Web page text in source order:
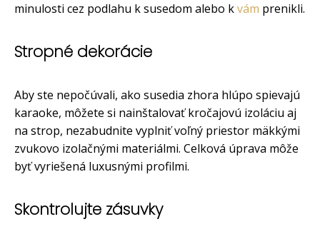
minulosti cez podlahu k susedom alebo kvám prenikli.
Stropné dekorácie
Aby ste nepočúvali, ako susedia zhora hlúpo spievajú
karaoke, môžete si nainštalovať kročajovú izoláciu aj
na strop, nezabudnite vyplniť voľný priestor mäkkými
zvukovo izolačnými materiálmi. Celková úprava môže
byť vyriešená luxusnými profilmi.
Skontrolujte zásuvky